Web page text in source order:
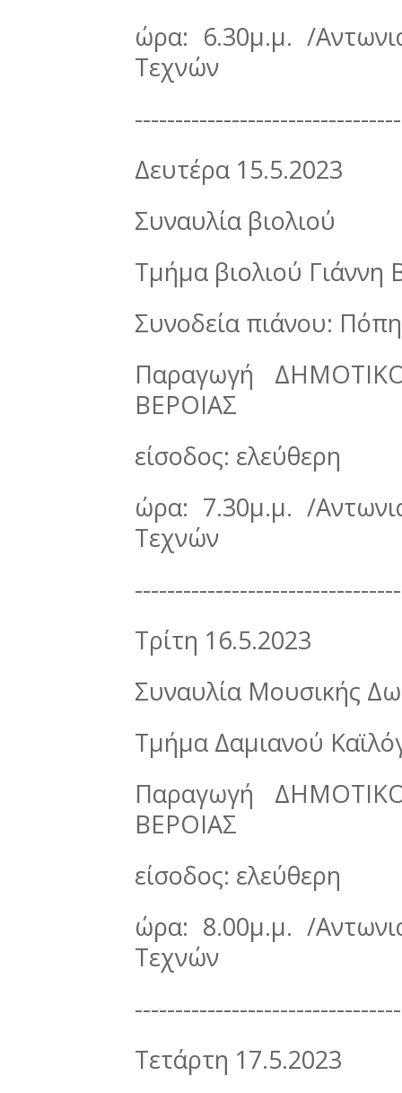
ώρα: 6.30μ.μ. /
Τεχνών
Δευτέρα 15.5.2023
Συναυλία βιολιού
Τμήμα βιολιού Γιάννη
Συνοδεία πιάνου:
Παραγωγή
ΒΕΡΟΙΑΣ
είσοδος: ελεύθερη
ώρα: 7.30μ.μ. /
Τεχνών
Τρίτη 16.5.2023
Συναυλία Μουσικής
Τμήμα Δαμιανού
Παραγωγή
ΒΕΡΟΙΑΣ
είσοδος: ελεύθερη
ώρα: 8.00μ.μ. /
Τεχνών
Τετάρτη 17.5.2023